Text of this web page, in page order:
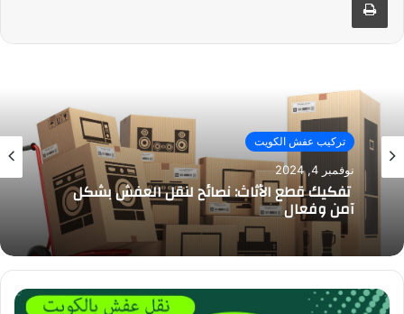
تركيب عفش الكويت
نوفمبر 4, 2024
تفكيك قطع الأثاث: نصائح لنقل العفش بشكل
آمن وفعال